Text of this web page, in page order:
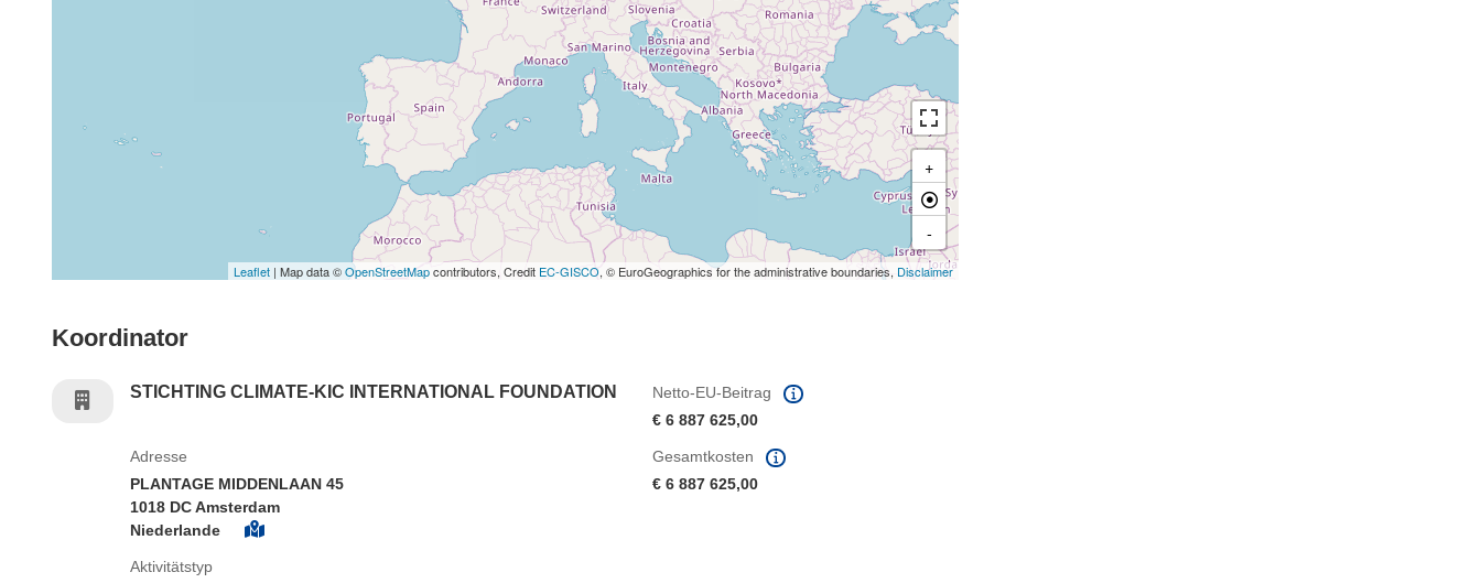
+
-
Leaflet | Map data ©OpenStreetMapcontributors, Credit EC-GISCO, © EuroGeographics for the administrative boundaries, Disclaimer
Koordinator
STICHTING CLIMATE-KIC INTERNATIONAL FOUNDATION
Netto-EU-Beitrag
€ 6 887 625,00
Adresse
PLANTAGE MIDDENLAAN 45
1018 DC Amsterdam
Niederlande
Aktivitätstyp
Gesamtkosten
€ 6 887 625,00